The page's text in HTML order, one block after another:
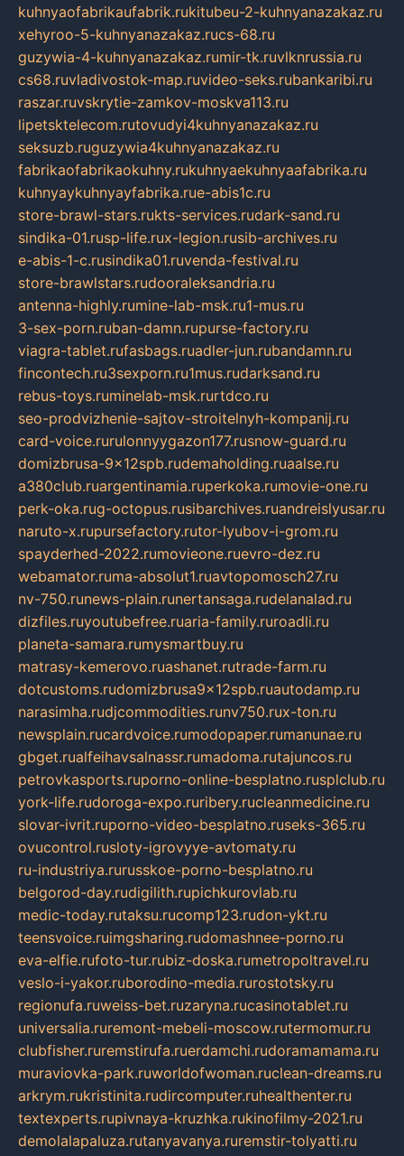
kuhnyaofabrikaufabrik.rukitubeu-2-kuhnyanazakaz.ru
xehyroo-5-kuhnyanazakaz.rucs-68.ru
guzywia-4-kuhnyanazakaz.rumir-tk.ruvlknrussia.ru
cs68.ruvladivostok-map.ruvideo-seks.rubankaribi.ru
raszar.ruvskrytie-zamkov-moskva113.ru
lipetsktelecom.rutovudyi4kuhnyanazakaz.ru
seksuzb.ruguzywia4kuhnyanazakaz.ru
fabrikaofabrikaokuhny.rukuhnyaekuhnyaafabrika.ru
kuhnyaykuhnyayfabrika.rue-abis1c.ru
store-brawl-stars.rukts-services.rudark-sand.ru
sindika-01.rusp-life.rux-legion.rusib-archives.ru
e-abis-1-c.rusindika01.ruvenda-festival.ru
store-brawlstars.rudooraleksandria.ru
antenna-highly.rumine-lab-msk.ru1-mus.ru
3-sex-porn.ruban-damn.rupurse-factory.ru
viagra-tablet.rufasbags.ruadler-jun.rubandamn.ru
fincontech.ru3sexporn.ru1mus.rudarksand.ru
rebus-toys.ruminelab-msk.rurtdco.ru
seo-prodvizhenie-sajtov-stroitelnyh-kompanij.ru
card-voice.rurulonnyygazon177.rusnow-guard.ru
domizbrusa-9x12spb.rudemaholding.ruaalse.ru
a380club.ruargentinamia.ruperkoka.rumovie-one.ru
perk-oka.rug-octopus.rusibarchives.ruandreislyusar.ru
naruto-x.rupursefactory.rutor-lyubov-i-grom.ru
spayderhed-2022.rumovieone.ruevro-dez.ru
webamator.ruma-absolut1.ruavtopomosch27.ru
nv-750.runews-plain.runertansaga.rudelanalad.ru
dizfiles.ruyoutubefree.ruaria-family.ruroadli.ru
planeta-samara.rumysmartbuy.ru
matrasy-kemerovo.ruashanet.rutrade-farm.ru
dotcustoms.rudomizbrusa9x12spb.ruautodamp.ru
narasimha.rudjcommodities.runv750.rux-ton.ru
newsplain.rucardvoice.rumodopaper.rumanunae.ru
gbget.rualfeihavsalnassr.rumadoma.rutajuncos.ru
petrovkasports.ruporno-online-besplatno.rusplclub.ru
york-life.rudoroga-expo.ruribery.rucleanmedicine.ru
slovar-ivrit.ruporno-video-besplatno.ruseks-365.ru
ovucontrol.rusloty-igrovyye-avtomaty.ru
ru-industriya.rurusskoe-porno-besplatno.ru
belgorod-day.rudigilith.rupichkurovlab.ru
medic-today.rutaksu.rucomp123.rudon-ykt.ru
teensvoice.ruimgsharing.rudomashnee-porno.ru
eva-elfie.rufoto-tur.rubiz-doska.rumetropoltravel.ru
veslo-i-yakor.ruborodino-media.rurostotsky.ru
regionufa.ruweiss-bet.ruzaryna.rucasinotablet.ru
universalia.ruremont-mebeli-moscow.rutermomur.ru
clubfisher.ruremstirufa.ruerdamchi.rudoramamama.ru
muraviovka-park.ruworldofwoman.ruclean-dreams.ru
arkrym.rukristinita.rudircomputer.ruhealthenter.ru
textexperts.rupivnaya-kruzhka.rukinofilmy-2021.ru
demolalapaluza.rutanyavanya.ruremstir-tolyatti.ru